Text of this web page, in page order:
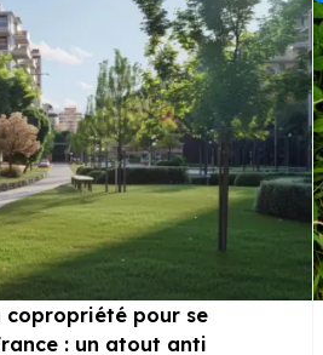
copropriété pour se
: un atout anti